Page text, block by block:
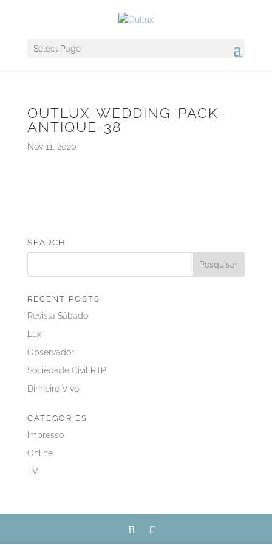
Select Page
OUTLUX-WEDDING-PACK-
ANTIQUE-38
Nov 11, 2020
SEARCH
RECENT POSTS
Revista Sábado
Lux
Observador
Sociedade Civil RTP
Dinheiro Vivo
CATEGORIES
Impresso
Online
TV